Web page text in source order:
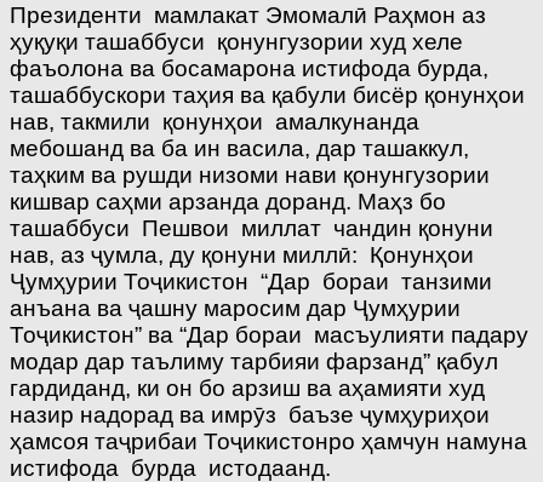
Президенти мамлакат Эмомалӣ Раҳмон аз
ҳуқуқи ташаббуси қонунгузории худ хеле
фаъолона ва босамарона истифода бурда,
ташаббускори таҳия ва қабули бисёр қонунҳои
нав, такмили қонунҳои амалкунанда
мебошанд ва ба ин васила, дар ташаккул,
таҳким ва рушди низоми нави қонунгузории
кишвар саҳми арзанда доранд. Маҳз бо
ташаббуси Пешвои миллат чандин қонуни
нав, аз ҷумла, ду қонуни миллӣ: Қонунҳои
Ҷумҳурии Тоҷикистон “Дар бораи танзими
анъана ва ҷашну маросим дар Ҷумҳурии
Тоҷикистон” ва “Дар бораи масъулияти падару
модар дар таълиму тарбияи фарзанд” қабул
гардиданд, ки он бо арзиш ва аҳамияти худ
назир надорад ва имрӯз баъзе ҷумҳуриҳои
ҳамсоя таҷрибаи Тоҷикистонро ҳамчун намуна
истифода бурда истодаанд.